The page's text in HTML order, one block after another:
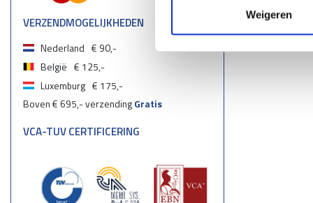
Weigeren
VERZENDMOGELIJKHEDEN
Nederland € 90,-
België € 125,-
Luxemburg € 175,-
Boven € 695,- verzendingGratis
VCA-TUV CERTIFICERING